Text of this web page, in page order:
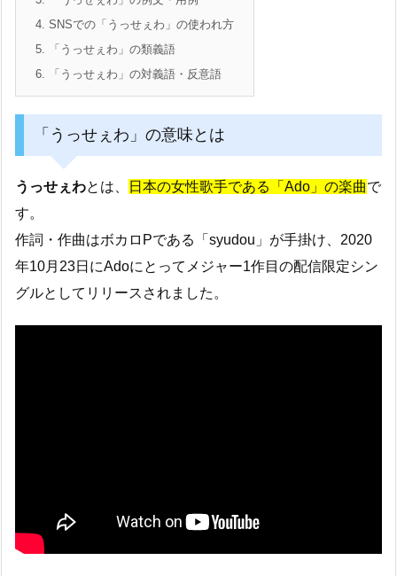
4. SNSでの「うっせぇわ」の使われ方
5. 「うっせぇわ」の類義語
6. 「うっせぇわ」の対義語・反意語
「うっせぇわ」の意味とは
うっせぇわとは、 日本の女性歌手である「Ado」の楽曲で
す。
作詞・作曲はボカロPである「syudou」が手掛け、2020
年10月23日にAdoにとってメジャー1作目の配信限定シン
グルとしてリリースされました。